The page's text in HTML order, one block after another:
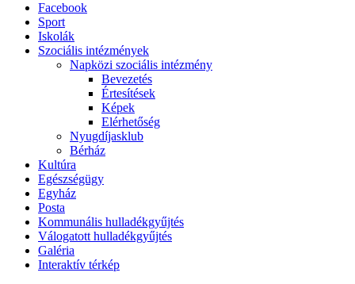
Facebook
Sport
Iskolák
Szociális intézmények
Napközi szociális intézmény
Bevezetés
Értesítések
Képek
Elérhetőség
Nyugdíjasklub
Bérház
Kultúra
Egészségügy
Egyház
Posta
Kommunális hulladékgyűjtés
Válogatott hulladékgyűjtés
Galéria
Interaktív térkép